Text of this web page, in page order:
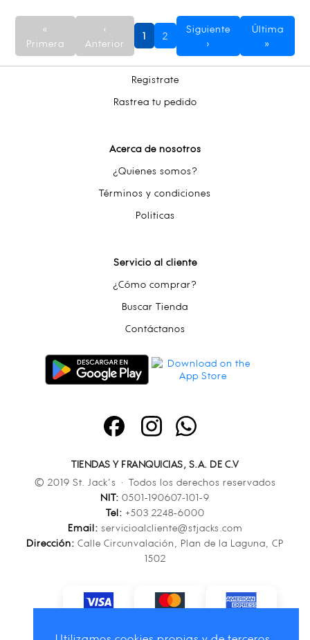
«
Primera
‹
Anterior
1 2
Siguiente
›
Última
»
Registrate
Rastrea tu pedido
Acerca de nosotros
¿Quienes somos?
Términos y condiciones
Politicas
Servicio al cliente
¿Cómo comprar?
Buscar Tienda
Contáctanos
TIENDAS Y FRANQUICIAS, S.A. DE C.V
© 2019 St. Jack’s · Todos los derechos reservados
NIT: 0501-190607-101-9
Tel: +503 2248-6000
Email: servicioalcliente@stjacks.com
Dirección: Calle Circunvalación, Plan de la Laguna, CP
1502